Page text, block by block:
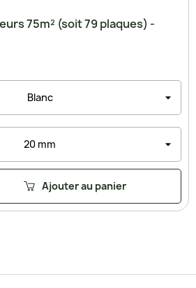
75m² (soit 79 plaques) -
Ajouter au panier